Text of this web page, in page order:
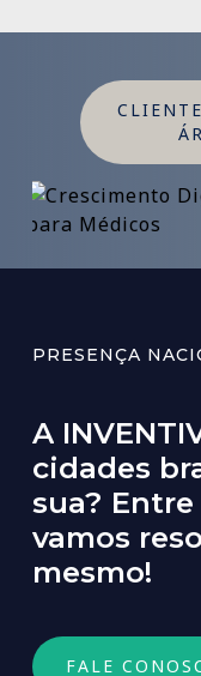
PRESENÇA
A
cidades
sua? Entre
vamos
mesmo!
FALE